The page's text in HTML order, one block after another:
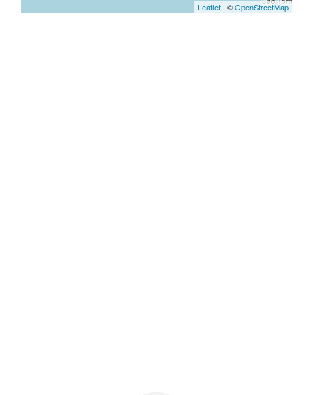
Leaflet | ©OpenStreetMap